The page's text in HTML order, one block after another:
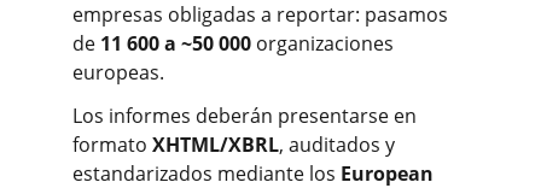
empresas obligadas a reportar: pasamos
de 11 600 a ~50 000 organizaciones
europeas.
Los informes deberán presentarse en
formato XHTML/XBRL, auditados y
estandarizados mediante los European